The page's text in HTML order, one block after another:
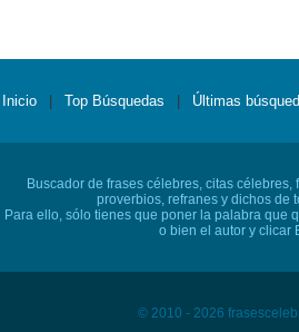
Inicio Top Búsquedas Últimas
Buscador de frases célebres, citas célebres,
proverbios, refranes y dichos de
Para ello, sólo tienes que poner la palabra que
o bien el autor y clicar
© 2010 - 2026